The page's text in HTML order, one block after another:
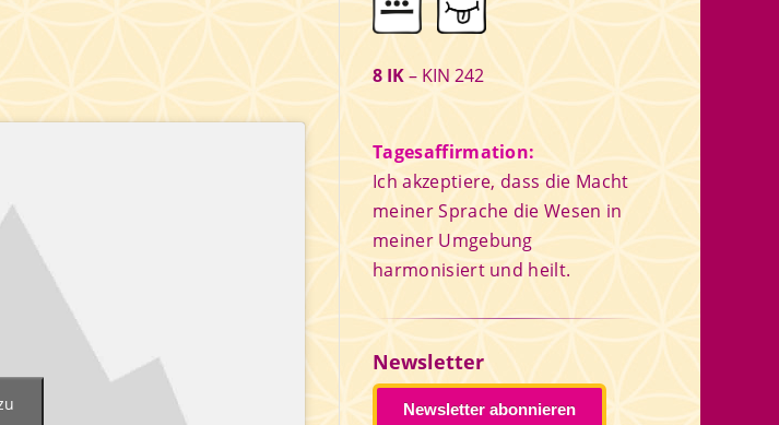
8 IK– KIN 242
Tagesaffirmation:
Ich akzeptiere, dass die Macht
meiner Sprache die Wesen in
meiner Umgebung
harmonisiert und heilt.
Newsletter
Newsletter abonnieren